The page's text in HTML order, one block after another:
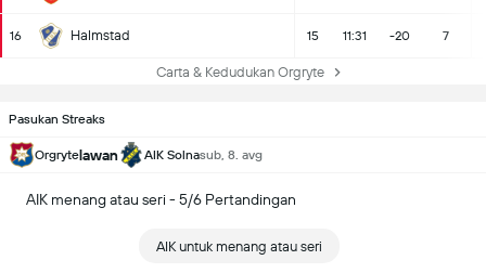
16 Halmstad 15 11:31 -20 7
Carta & Kedudukan Orgryte
Pasukan Streaks
Orgrytelawan AIK Solnasub, 8. avg
AIK menang atau seri - 5/6 Pertandingan
AIK untuk menang atau seri